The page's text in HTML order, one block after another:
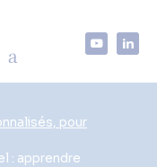
pour
: apprendre